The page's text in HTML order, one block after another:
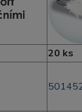
20 ks